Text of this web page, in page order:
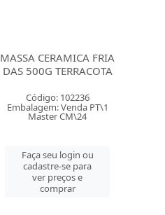
MASSA CERAMICA FRIA
DAS 500G TERRACOTA
Código: 102236
Embalagem: Venda PT\1
Master CM\24
Faça seu login ou
cadastre-se para
ver preços e
comprar